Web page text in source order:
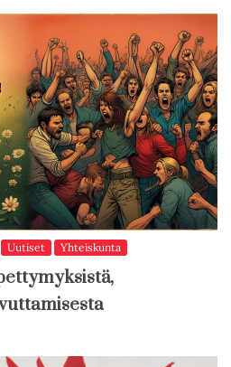
Uutiset Yhteiskunta